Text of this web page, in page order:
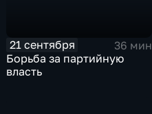
21 сентября
36 мин
Борьба за партийную
власть